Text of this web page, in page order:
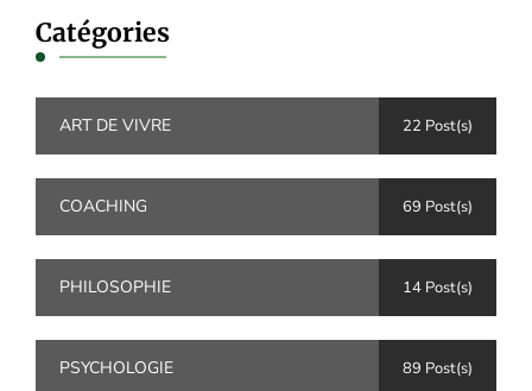
Catégories
ART DE VIVRE 22 Post(s)
COACHING 69 Post(s)
PHILOSOPHIE 14 Post(s)
PSYCHOLOGIE 89 Post(s)